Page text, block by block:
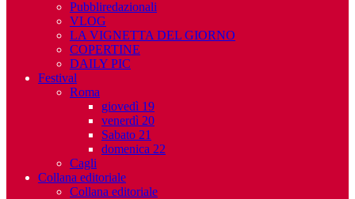
Pubbliredazionali
VLOG
LA VIGNETTA DEL GIORNO
COPERTINE
DAILY PIC
Festival
Roma
giovedì 19
venerdì 20
Sabato 21
domenica 22
Cagli
Collana editoriale
Collana editoriale